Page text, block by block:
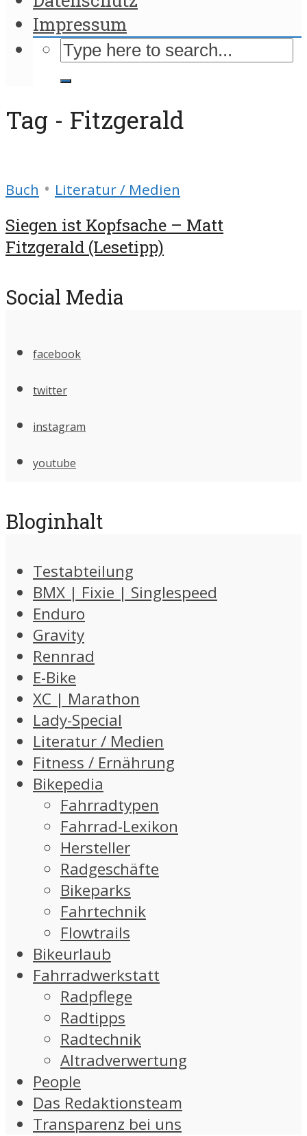
Impressum
Tag - Fitzgerald
Buch • Literatur / Medien
Siegen ist Kopfsache – Matt
Fitzgerald (Lesetipp)
Social Media
facebook
twitter
instagram
youtube
Bloginhalt
Testabteilung
BMX | Fixie | Singlespeed
Enduro
Gravity
Rennrad
E-Bike
XC | Marathon
Lady-Special
Literatur / Medien
Fitness / Ernährung
Bikepedia
Fahrradtypen
Fahrrad-Lexikon
Hersteller
Radgeschäfte
Bikeparks
Fahrtechnik
Flowtrails
Bikeurlaub
Fahrradwerkstatt
Radpflege
Radtipps
Radtechnik
Altradverwertung
People
Das Redaktionsteam
Transparenz bei uns